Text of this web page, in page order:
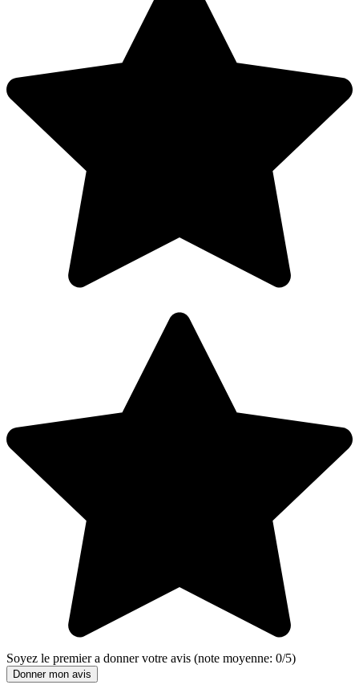
Soyez le premier a donner votre avis (note moyenne: 0/5)
Donner mon avis